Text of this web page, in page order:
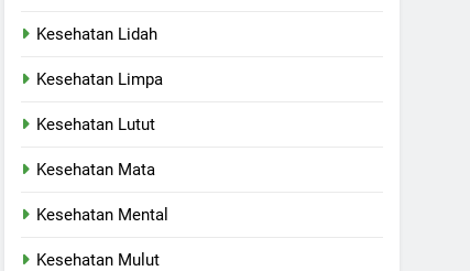
Kesehatan Lidah
Kesehatan Limpa
Kesehatan Lutut
Kesehatan Mata
Kesehatan Mental
Kesehatan Mulut